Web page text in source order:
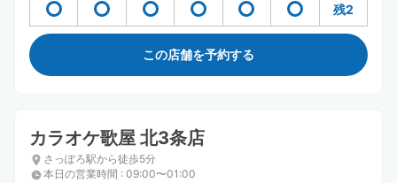
残2
この店舗を予約する
カラオケ歌屋 北3条店
さっぽろ駅から徒歩5分
本日の営業時間 : 09:00〜01:00